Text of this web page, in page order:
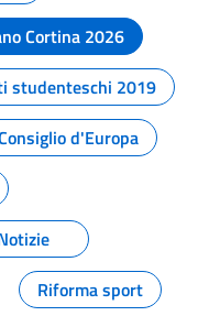
Cortina 2026
studenteschi 2019
d'Europa
Riforma sport